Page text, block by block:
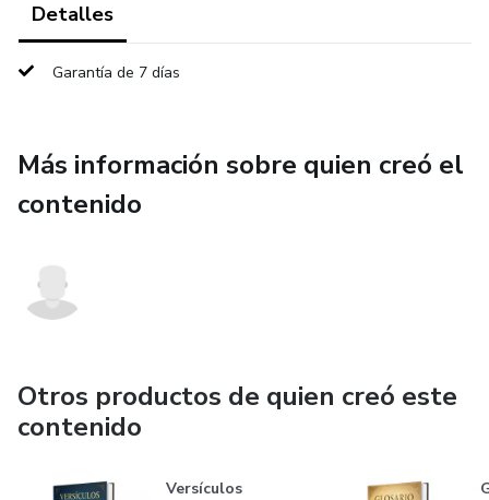
Detalles
Garantía de 7 días
Más información sobre quien creó el
contenido
Otros productos de quien creó este
contenido
Versículos